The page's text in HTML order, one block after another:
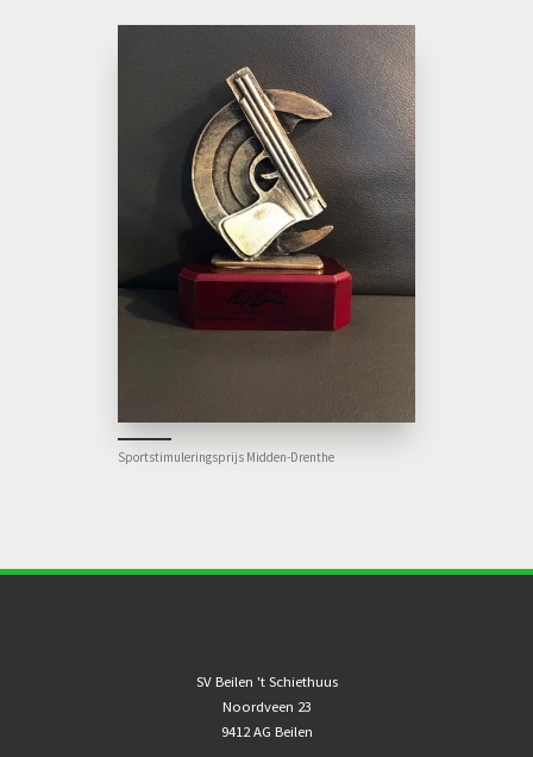
Sportstimuleringsprijs Midden-Drenthe
SV Beilen 't Schiethuus
Noordveen 23
9412 AG Beilen